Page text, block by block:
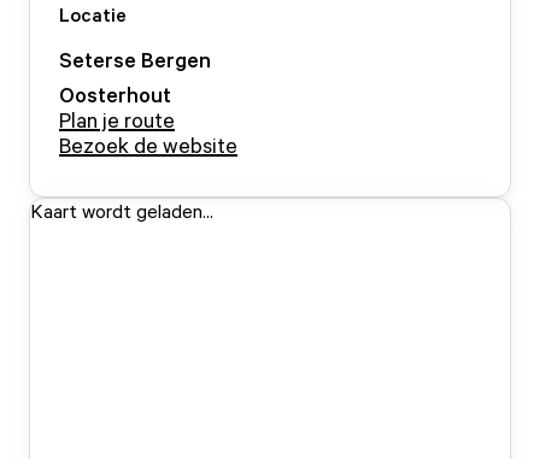
Locatie
Seterse Bergen
Oosterhout
Plan je route
Bezoek de website
Kaart wordt geladen...